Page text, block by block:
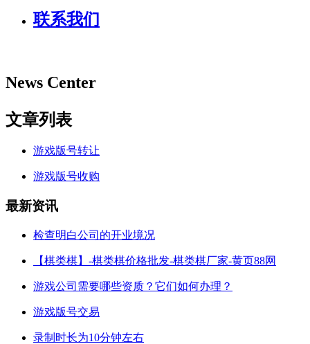
联系我们
News Center
文章列表
游戏版号转让
游戏版号收购
最新资讯
检查明白公司的开业境况
【棋类棋】-棋类棋价格批发-棋类棋厂家-黄页88网
游戏公司需要哪些资质？它们如何办理？
游戏版号交易
录制时长为10分钟左右